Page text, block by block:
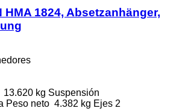
HMA 1824, Absetzanhänger,
13.620 kg Suspensión
Peso neto 4.382 kg Ejes 2